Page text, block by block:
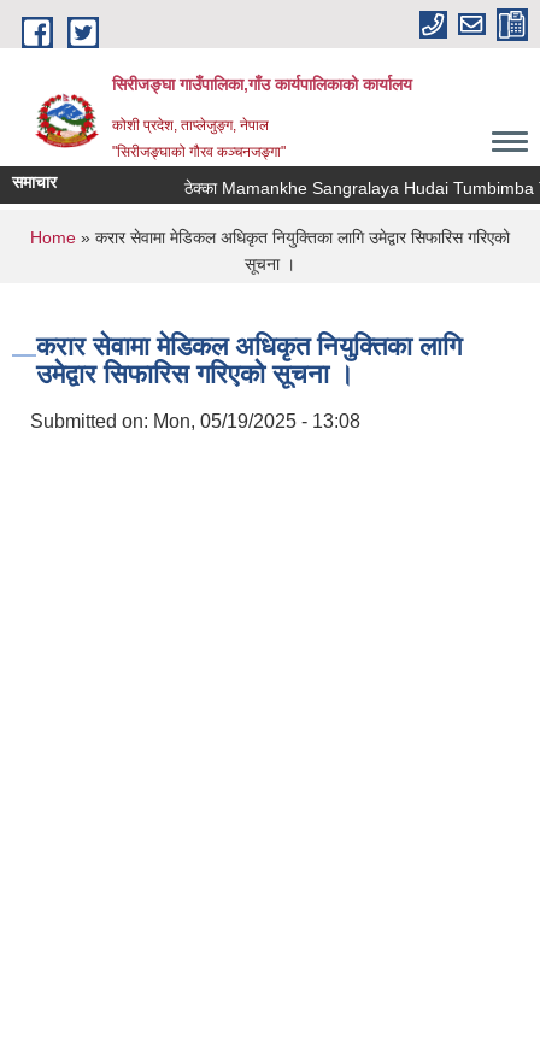
Skip to main content
सिरीजङ्घा गाउँपालिका,गाँउ कार्यपालिकाको कार्यालय
कोशी प्रदेश, ताप्लेजुङ्ग, नेपाल
"सिरीजङ्घाको गौरव कञ्चनजङ्गा"
समाचार ठेक्का Mamankhe Sangralaya Hudai Tumbimba
You are here
Home » करार सेवामा मेडिकल अधिकृत नियुक्तिका लागि उमेद्वार सिफारिस गरिएको
सूचना ।
करार सेवामा मेडिकल अधिकृत नियुक्तिका लागि
उमेद्वार सिफारिस गरिएको सूचना ।
Submitted on: Mon, 05/19/2025 - 13:08